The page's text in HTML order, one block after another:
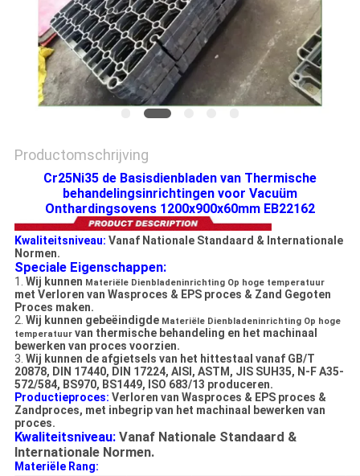
Productomschrijving
Cr25Ni35 de Basisdienbladen van Thermische
behandelingsinrichtingen voor Vacuüm
Onthardingsovens 1200x900x60mm EB22162
Kwaliteitsniveau: Vanaf Nationale Standaard & Internationale
Normen.
Speciale Eigenschappen:
1. Wij kunnen Materiële Dienbladeninrichting Op hoge temperatuur
met Verloren van Wasproces & EPS proces & Zand Gegoten
Proces maken.
2. Wij kunnen gebeëindigde Materiële Dienbladeninrichting Op hoge
temperatuurvan thermische behandeling en het machinaal
bewerken van proces voorzien.
3. Wij kunnen de afgietsels van het hittestaal vanaf GB/T
20878, DIN 17440, DIN 17224, AISI, ASTM, JIS SUH35, N-F A35-
572/584, BS970, BS1449, ISO 683/13 produceren.
Productieproces: Verloren van Wasproces & EPS proces &
Zandproces, met inbegrip van het machinaal bewerken van
proces.
Kwaliteitsniveau:Vanaf Nationale Standaard &
Internationale Normen.
Materiële Rang: